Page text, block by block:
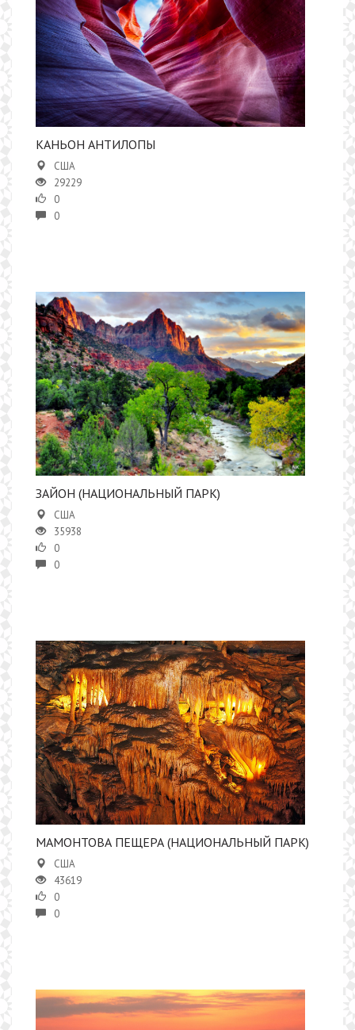
​КАНЬОН АНТИЛОПЫ
США
29229
0
0
ЗАЙОН (НАЦИОНАЛЬНЫЙ ПАРК)
США
35938
0
0
МАМОНТОВА ПЕЩЕРА (НАЦИОНАЛЬНЫЙ ПАРК)
США
43619
0
0